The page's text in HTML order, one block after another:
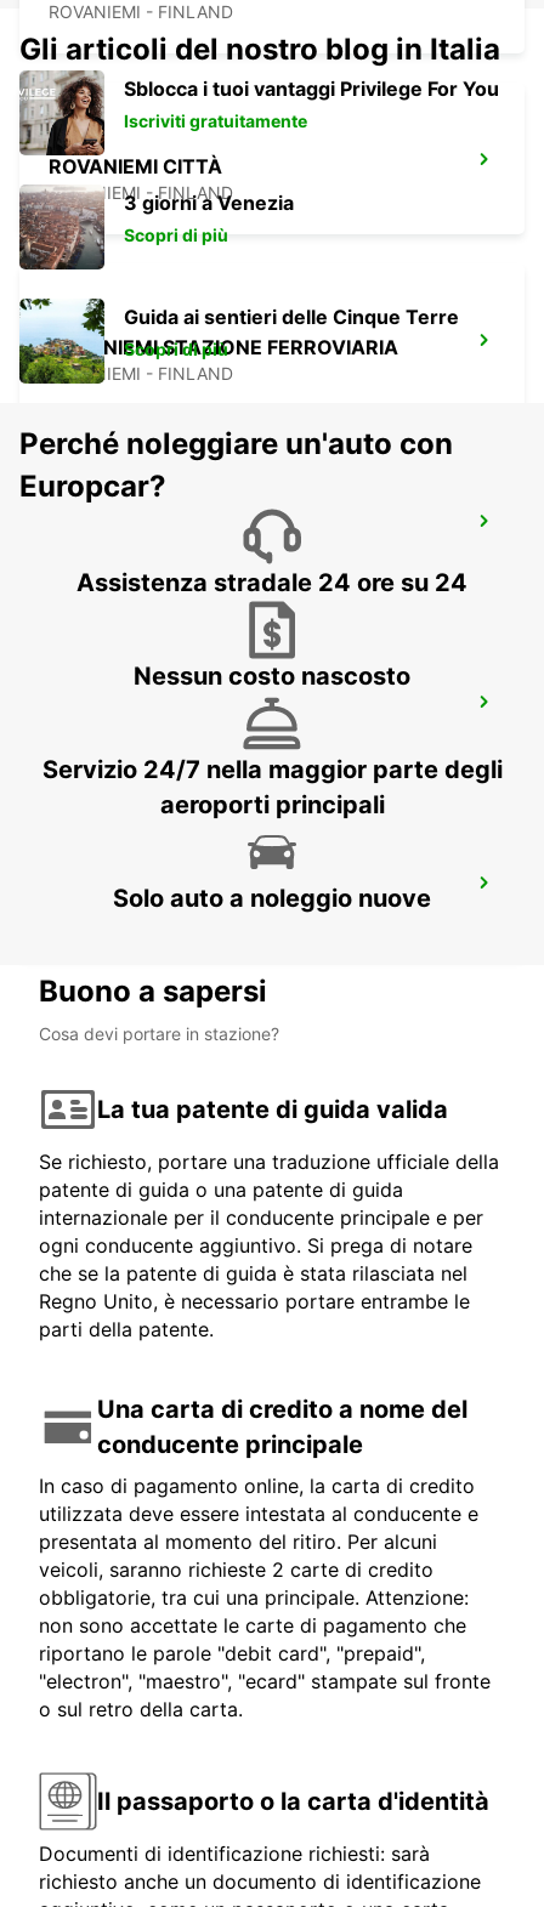
ROVANIEMI - FINLAND
ROVANIEMI CITTÀ
ROVANIEMI - FINLAND
ROVANIEMI STAZIONE FERROVIARIA
ROVANIEMI - FINLAND
KUUSAMO AEROPORTO
KIRUNA AEROPORTO
Gli articoli del nostro blog in Italia
Sblocca i tuoi vantaggi Privilege For You
Iscriviti gratuitamente
3 giorni a Venezia
Scopri di più
Guida ai sentieri delle Cinque Terre
Scopri di più
Perché noleggiare un'auto con
Europcar?
Assistenza stradale 24 ore su 24
Nessun costo nascosto
Servizio 24/7 nella maggior parte degli
aeroporti principali
Solo auto a noleggio nuove
Buono a sapersi
Cosa devi portare in stazione?
La tua patente di guida valida
Se richiesto, portare una traduzione ufficiale della
patente di guida o una patente di guida
internazionale per il conducente principale e per
ogni conducente aggiuntivo. Si prega di notare
che se la patente di guida è stata rilasciata nel
Regno Unito, è necessario portare entrambe le
parti della patente.
Una carta di credito a nome del
conducente principale
In caso di pagamento online, la carta di credito
utilizzata deve essere intestata al conducente e
presentata al momento del ritiro. Per alcuni
veicoli, saranno richieste 2 carte di credito
obbligatorie, tra cui una principale. Attenzione:
non sono accettate le carte di pagamento che
riportano le parole "debit card", "prepaid",
"electron", "maestro", "ecard" stampate sul fronte
o sul retro della carta.
Il passaporto o la carta d'identità
Documenti di identificazione richiesti: sarà
richiesto anche un documento di identificazione